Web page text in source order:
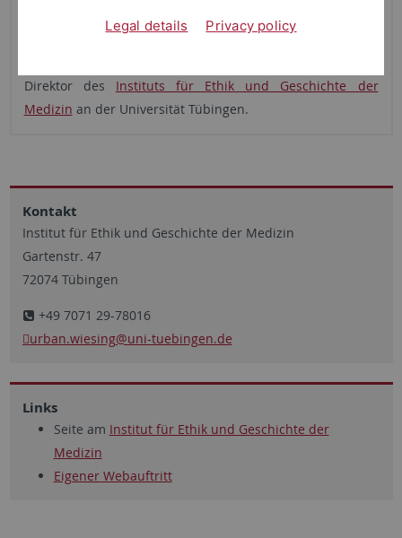
mit dem Thema "Kunst oder Wissenschaft? Kon-zeptionen
der Medizin in der Deutschen Romantik" die venia legendi
Direktor des Instituts für Ethik und Geschichte der
Medizin an der Universität Tübingen.
Kontakt
Institut für Ethik und Geschichte der Medizin
Gartenstr. 47
72074 Tübingen
+49 7071 29-78016
urban.wiesing@uni-tuebingen.de
Links
Seite am Institut für Ethik und Geschichte der
Medizin
Eigener Webauftritt
Legal details Privacy policy